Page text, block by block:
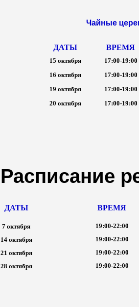
Чайные
ДАТЫ ВРЕМЯ
15 октября
17:00-19:00
16 октября
17:00-19:00
19 октября
17:00-19:00
20 октября
17:00-19:00
Расписание
ДАТЫ ВРЕМЯ
7 октября
19:00-22:00
14 октября
19:00-22:00
21 октября
19:00-22:00
28 октября
19:00-22:00